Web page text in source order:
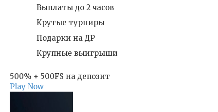
Выплаты до 2 часов
Крутые турниры
Подарки на ДР
Крупные выигрыши
500% + 500FS на депозит
Play Now